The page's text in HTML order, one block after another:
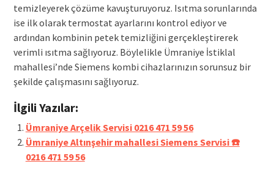
temizleyerek çözüme kavuşturuyoruz. Isıtma sorunlarında
ise ilk olarak termostat ayarlarını kontrol ediyor ve
ardından kombinin petek temizliğini gerçekleştirerek
verimli ısıtma sağlıyoruz. Böylelikle Ümraniye İstiklal
mahallesi’nde Siemens kombi cihazlarınızın sorunsuz bir
şekilde çalışmasını sağlıyoruz.
İlgili Yazılar:
Ümraniye Arçelik Servisi 0216 471 59 56
Ümraniye Altınşehir mahallesi Siemens Servisi ☎️
0216 471 59 56